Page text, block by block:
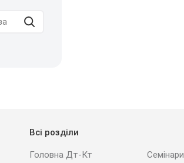
Всі розділи
Головна Дт-Кт Семінари